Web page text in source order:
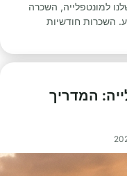
למונטפלייה, השכרה
השכרות חודשיות
המדריך